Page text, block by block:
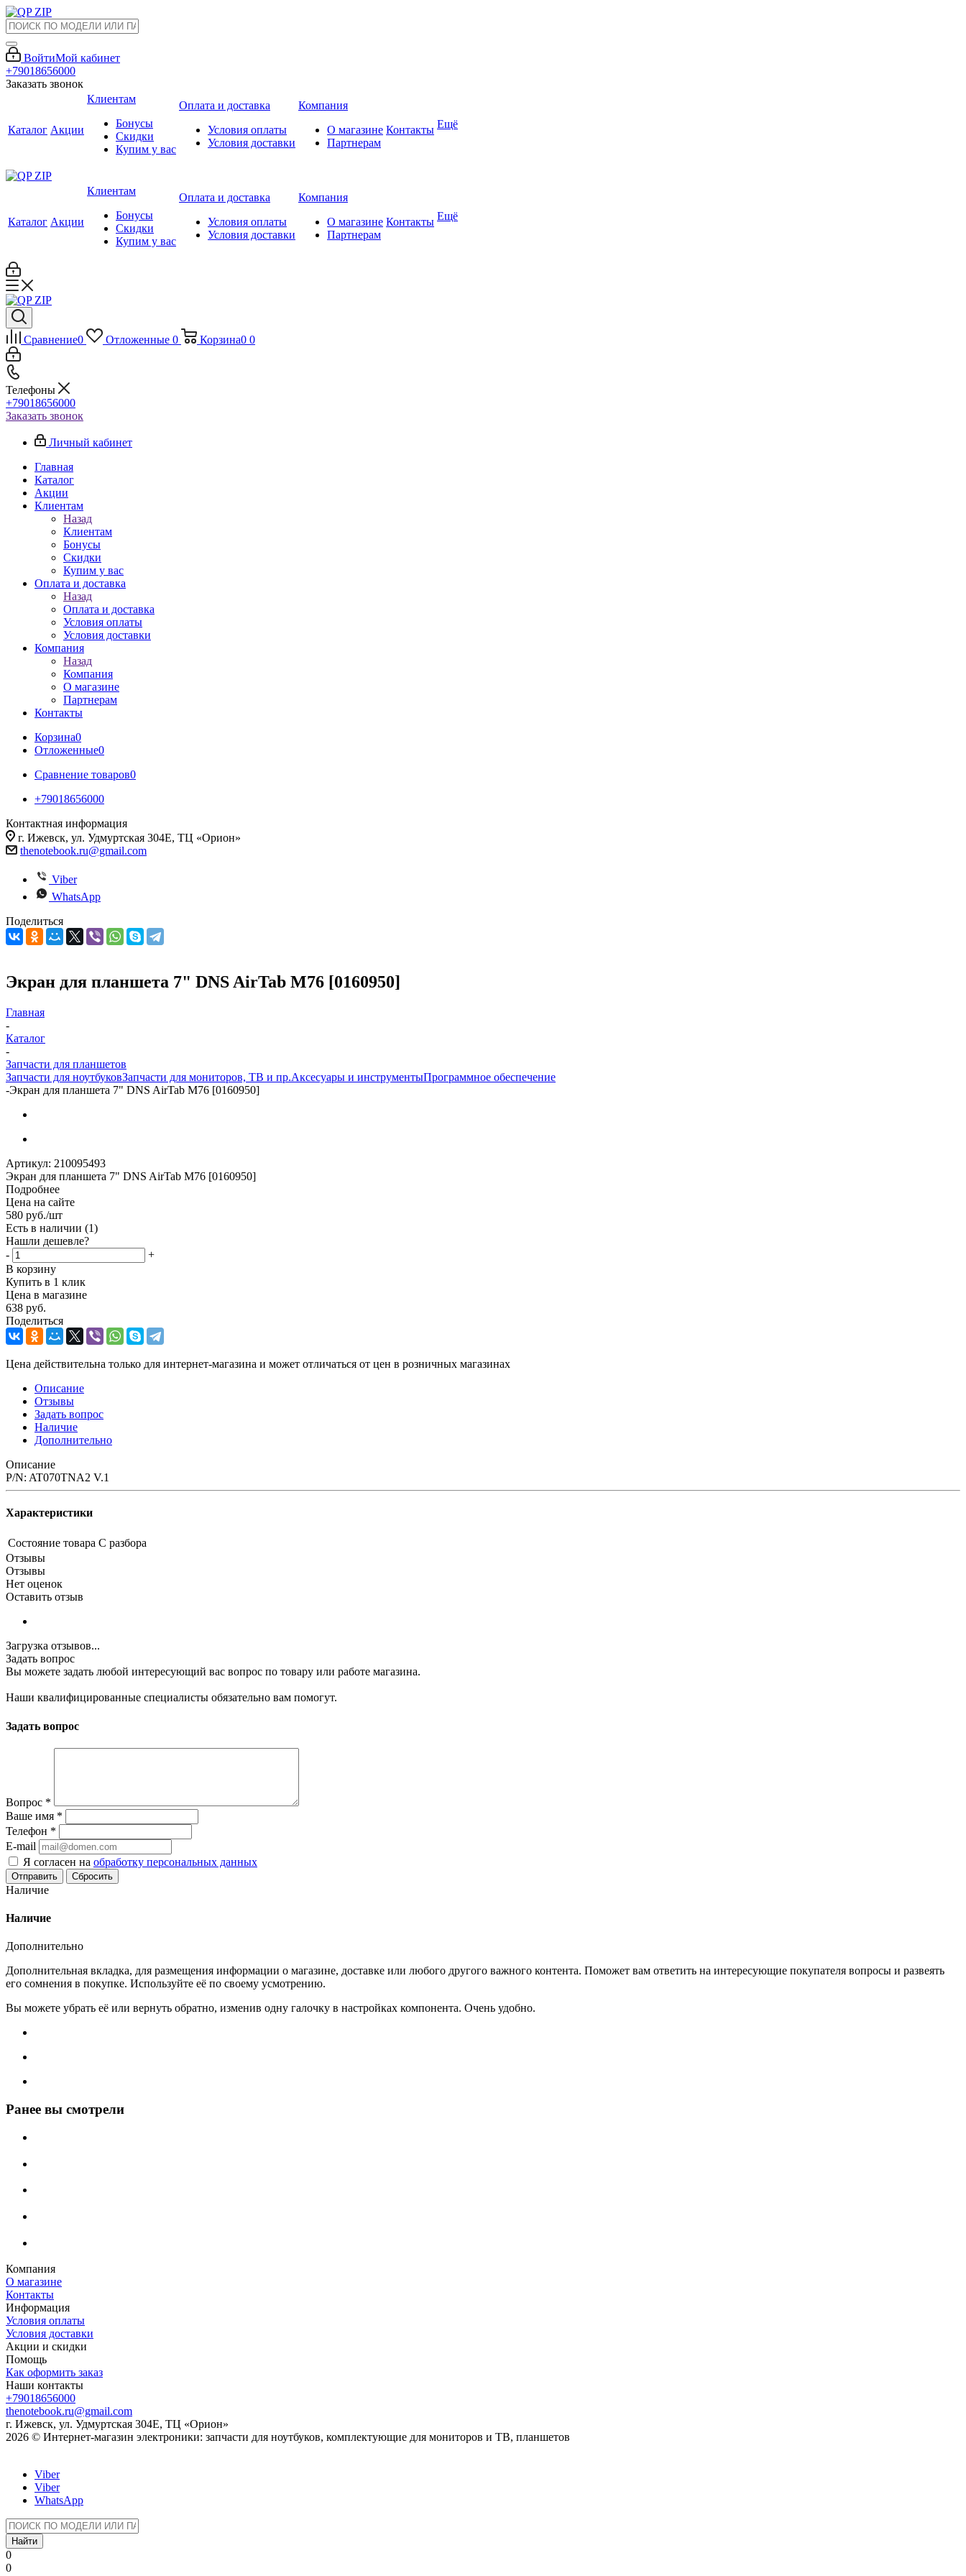
ВойтиМой кабинет
+79018656000
Заказать звонок
Каталог Акции
Клиентам
Бонусы
Скидки
Купим у вас
Оплата и доставка
Условия оплаты
Условия доставки
Компания
О магазине
Партнерам
Контакты Ещё
Каталог Акции
Клиентам
Бонусы
Скидки
Купим у вас
Оплата и доставка
Условия оплаты
Условия доставки
Компания
О магазине
Партнерам
Контакты Ещё
Сравнение0 Отложенные 0 Корзина0 0
Телефоны
+79018656000
Заказать звонок
Личный кабинет
Главная
Каталог
Акции
Клиентам
Назад
Клиентам
Бонусы
Скидки
Купим у вас
Оплата и доставка
Назад
Оплата и доставка
Условия оплаты
Условия доставки
Компания
Назад
Компания
О магазине
Партнерам
Контакты
Корзина0
Отложенные0
Сравнение товаров0
+79018656000
Контактная информация
г. Ижевск, ул. Удмуртская 304Е, ТЦ «Орион»
thenotebook.ru@gmail.com
Viber
WhatsApp
Поделиться
Экран для планшета 7" DNS AirTab M76 [0160950]
Главная
-
Каталог
-
Запчасти для планшетов
Запчасти для ноутбуковЗапчасти для мониторов, ТВ и пр.Аксесуары и инструментыПрограммное обеспечение
-Экран для планшета 7" DNS AirTab M76 [0160950]
Артикул: 210095493
Экран для планшета 7" DNS AirTab M76 [0160950]
Подробнее
Цена на сайте
580 руб./шт
Есть в наличии (1)
Нашли дешевле?
-
+
В корзину
Купить в 1 клик
Цена в магазине
638 руб.
Поделиться
Цена действительна только для интернет-магазина и может отличаться от цен в розничных магазинах
Описание
Отзывы
Задать вопрос
Наличие
Дополнительно
Описание
P/N: AT070TNA2 V.1
Характеристики
Состояние товара С разбора
Отзывы
Отзывы
Нет оценок
Оставить отзыв
Загрузка отзывов...
Задать вопрос
Вы можете задать любой интересующий вас вопрос по товару или работе магазина.
Наши квалифицированные специалисты обязательно вам помогут.
Задать вопрос
Вопрос *
Ваше имя *
Телефон *
E-mail
Я согласен на обработку персональных данных
Сбросить
Наличие
Наличие
Дополнительно
Дополнительная вкладка, для размещения информации о магазине, доставке или любого другого важного контента. Поможет вам ответить на интересующие покупателя вопросы и развеять
его сомнения в покупке. Используйте её по своему усмотрению.
Вы можете убрать её или вернуть обратно, изменив одну галочку в настройках компонента. Очень удобно.
Ранее вы смотрели
Компания
О магазине
Контакты
Информация
Условия оплаты
Условия доставки
Акции и скидки
Помощь
Как оформить заказ
Наши контакты
+79018656000
thenotebook.ru@gmail.com
г. Ижевск, ул. Удмуртская 304Е, ТЦ «Орион»
2026 © Интернет-магазин электроники: запчасти для ноутбуков, комплектующие для мониторов и ТВ, планшетов
Viber
Viber
WhatsApp
Найти
0
0